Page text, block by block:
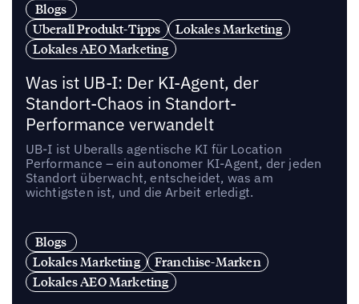
Blogs
Uberall Produkt-Tipps
Lokales Marketing
Lokales AEO Marketing
Was ist UB-I: Der KI-Agent, der
Standort-Chaos in Standort-
Performance verwandelt
UB-I ist Uberalls agentische KI für Location
Performance – ein autonomer KI-Agent, der jeden
Standort überwacht, entscheidet, was am
wichtigsten ist, und die Arbeit erledigt.
Blogs
Lokales Marketing
Franchise-Marken
Lokales AEO Marketing